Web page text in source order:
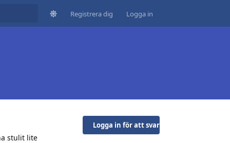
Registrera dig Logga in
Logga in för att svara
stulit lite